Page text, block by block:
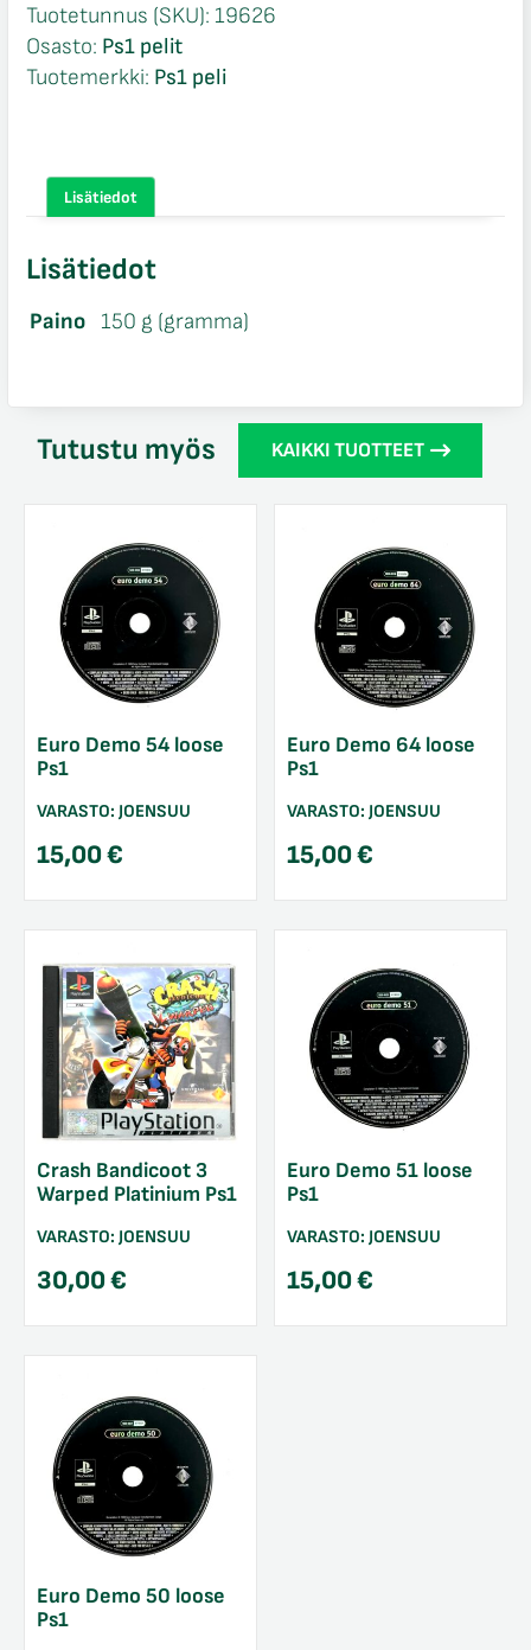
4
CIB
Ps1
Tuotetunnus (SKU): 19626
Osasto: Ps1 pelit
Tuotemerkki: Ps1 peli
Lisätiedot
Lisätiedot
Paino 150 g (gramma)
Tutustu myös KAIKKI TUOTTEET
Euro Demo 54 loose
Ps1
VARASTO: JOENSUU
15,00€
Euro Demo 64 loose
Ps1
VARASTO: JOENSUU
15,00€
Crash Bandicoot 3
Warped Platinium Ps1
VARASTO: JOENSUU
30,00€
Euro Demo 51 loose
Ps1
VARASTO: JOENSUU
15,00€
Euro Demo 50 loose
Ps1